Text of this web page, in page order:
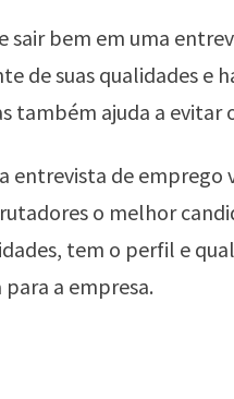
sair bem em uma
de suas qualidades e
também ajuda a evitar
entrevista de emprego
o melhor
tem o perfil e
a empresa.